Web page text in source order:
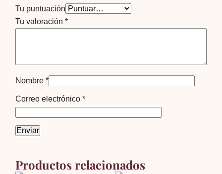
Tu puntuación
Tu valoración*
Nombre*
Correo electrónico*
Productos relacionados